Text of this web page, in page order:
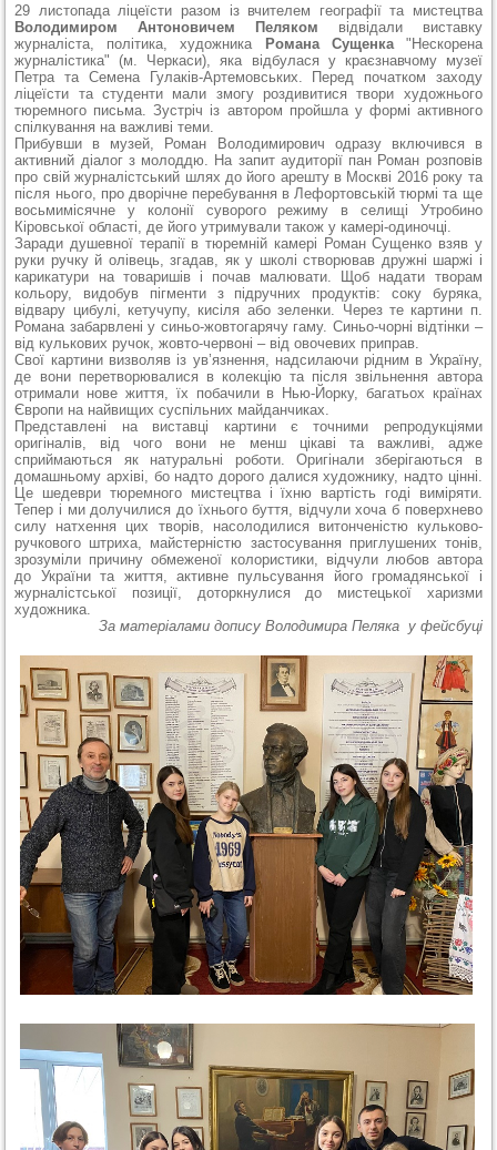
29 листопада ліцеїсти разом із вчителем географії та мистецтва
Володимиром Антоновичем Пеляком відвідали виставку
журналіста, політика, художника
Романа Сущенка"Нескорена
журналістика" (м. Черкаси), яка відбулася у краєзнавчому музеї
Петра та Семена Гулаків-Артемовських. Перед початком заходу
ліцеїсти та студенти мали змогу роздивитися твори художнього
тюремного письма. Зустріч із автором пройшла у формі активного
спілкування на важливі теми.
Прибувши в музей, Роман Володимирович одразу включився в
активний діалог з молоддю. На запит аудиторії пан Роман розповів
про свій журналістський шлях до його арешту в Москві 2016 року та
після нього, про дворічне перебування в Лефортовській тюрмі та ще
восьмимісячне у колонії суворого режиму в селищі Утробино
Кіровської області, де його утримували також у камері-одиночці.
Заради душевної терапії в тюремній камері Роман Сущенко взяв у
руки ручку й олівець, згадав, як у школі створював дружні шаржі і
карикатури на товаришів і почав малювати. Щоб надати творам
кольору, видобув пігменти з підручних продуктів: соку буряка,
відвару цибулі, кетучупу, кисіля або зеленки. Через те картини п.
Романа забарвлені у синьо-жовтогарячу гаму. Синьо-чорні відтінки –
від кулькових ручок, жовто-червоні – від овочевих приправ.
Свої картини визволяв із ув’язнення, надсилаючи рідним в Україну,
де вони перетворювалися в колекцію та після звільнення автора
отримали нове життя, їх побачили в Нью-Йорку, багатьох країнах
Європи на найвищих суспільних майданчиках.
Представлені на виставці картини є точними репродукціями
оригіналів, від чого вони не менш цікаві та важливі, адже
сприймаються як натуральні роботи. Оригінали зберігаються в
домашньому архіві, бо надто дорого далися художнику, надто цінні.
Це шедеври тюремного мистецтва і їхню вартість годі виміряти.
Тепер і ми долучилися до їхнього буття, відчули хоча б поверхнево
силу натхення цих творів, насолодилися витонченістю кульково-
ручкового штриха, майстерністю застосування приглушених тонів,
зрозуміли причину обмеженої колористики, відчули любов автора
до України та життя, активне пульсування його громадянської і
журналістської позиції, доторкнулися до мистецької харизми
художника.
За матеріалами допису Володимира Пеляка у фейсбуці